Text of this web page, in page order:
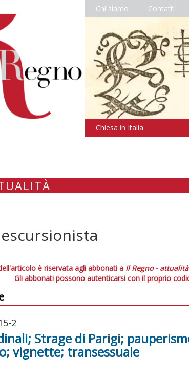
Chi siamo Contatti
Chiesa in Italia
è riservata agli abbonati a Il Regno -
Gli abbonati possono autenticarsi con il proprio
2
Strage di Parigi;
vignette; transessuale